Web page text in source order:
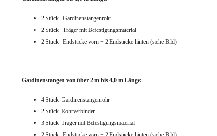
2 Stück Gardinenstangenrohr
2 Stück Träger mit Befestigungsmaterial
2 Stück Endstücke vorn + 2 Endstücke hinten (siehe Bild)
Gardinenstangen von über 2 m bis 4,0 m Länge:
4 Stück Gardinenstangenrohr
2 Stück Rohrverbinder
3 Stück Träger mit Befestigungsmaterial
2 Stück Endstücke vorn + 2 Endstücke hinten (siehe Bild)